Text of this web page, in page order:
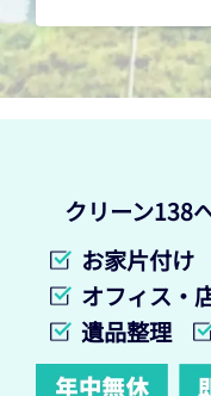
クリーン138
お家片付け
オフィス・
遺品整理